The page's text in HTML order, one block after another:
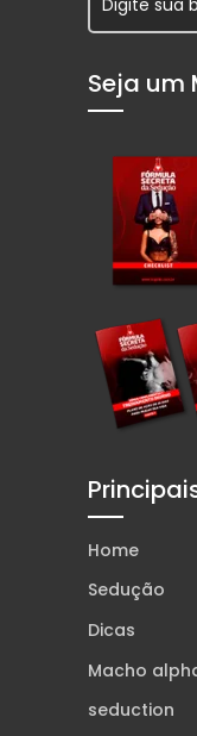
Seja um
Home
Sedução
Dicas
Macho
seduction